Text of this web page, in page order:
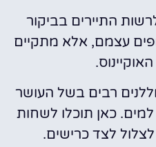
התיירים בביקור
עצמם, אלא מתקיים
רבים בשל העושר
כאן תוכלו לשחות
לצלול לצד כרישים.